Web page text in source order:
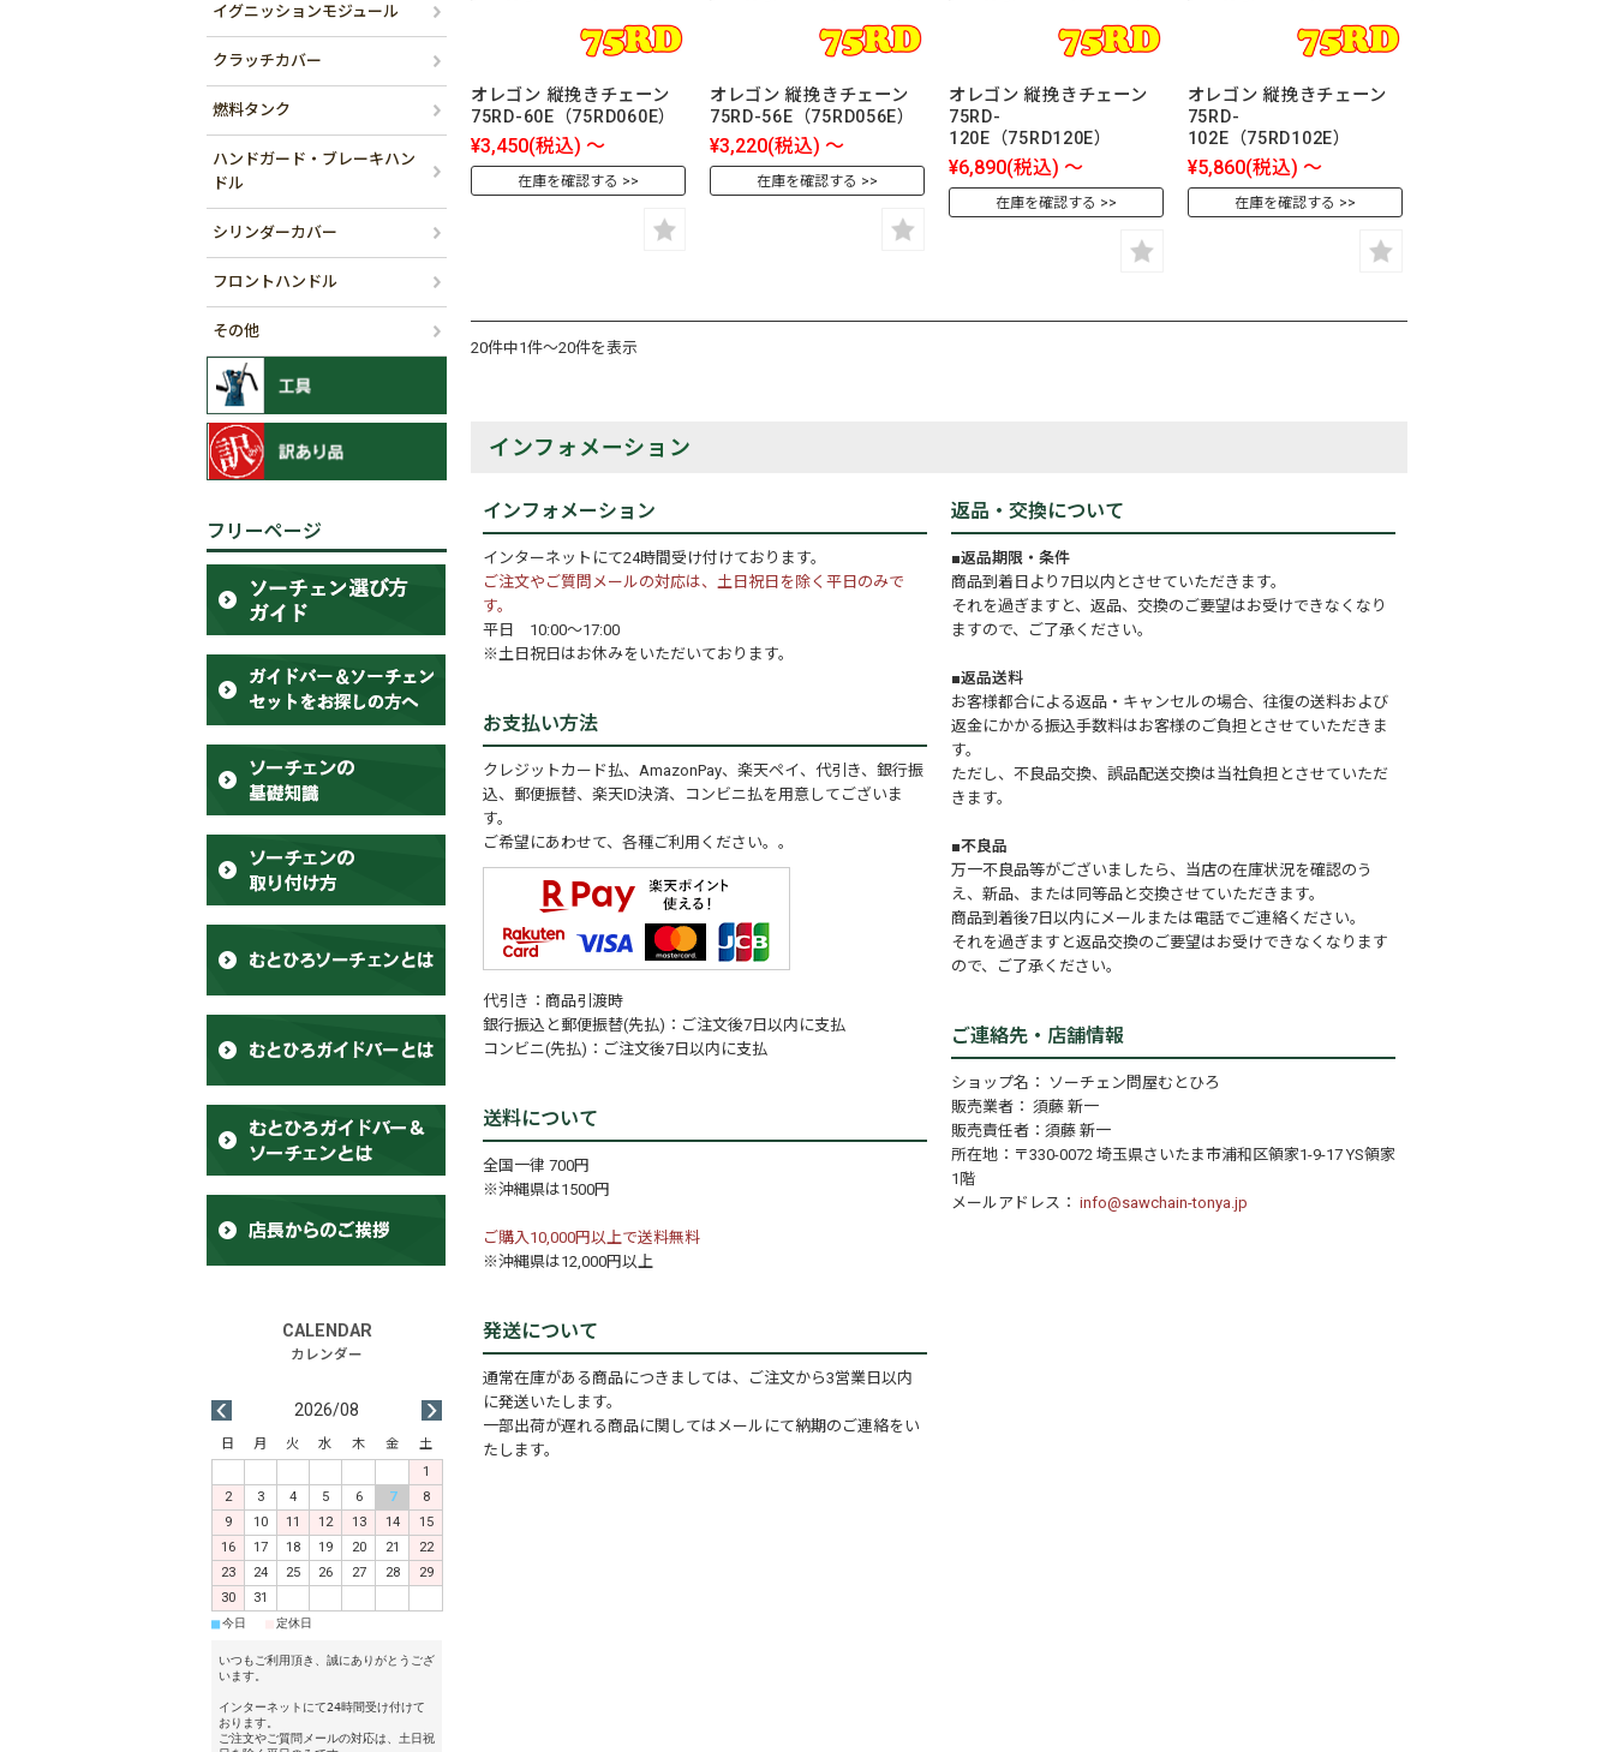
オレゴン 縦挽きチェーン
75RD-60E（75RD060E）
¥3,450(税込) ～
在庫を確認する
オレゴン 縦挽きチェーン
75RD-56E（75RD056E）
¥3,220(税込) ～
在庫を確認する
オレゴン 縦挽きチェーン
75RD-
120E（75RD120E）
¥6,890(税込) ～
在庫を確認する
オレゴン 縦挽きチェーン
75RD-
102E（75RD102E）
¥5,860(税込) ～
在庫を確認する
20件中1件～20件を表示
インフォメーション
インフォメーション
インターネットにて24時間受け付けております。
ご注文やご質問メールの対応は、土日祝日を除く平日のみで
す。
平日 10:00～17:00
※土日祝日はお休みをいただいております。
お支払い方法
クレジットカード払、AmazonPay、楽天ペイ、代引き、銀行振
込、郵便振替、楽天ID決済、コンビニ払を用意してございま
す。
ご希望にあわせて、各種ご利用ください。。
代引き：商品引渡時
銀行振込と郵便振替(先払)：ご注文後7日以内に支払
コンビニ(先払)：ご注文後7日以内に支払
送料について
全国一律 700円
※沖縄県は1500円
ご購入10,000円以上で送料無料
※沖縄県は12,000円以上
発送について
通常在庫がある商品につきましては、ご注文から3営業日以内
に発送いたします。
一部出荷が遅れる商品に関してはメールにて納期のご連絡をい
たします。
返品・交換について
■返品期限・条件
商品到着日より7日以内とさせていただきます。
それを過ぎますと、返品、交換のご要望はお受けできなくなり
ますので、ご了承ください。
■返品送料
お客様都合による返品・キャンセルの場合、往復の送料および
返金にかかる振込手数料はお客様のご負担とさせていただきま
す。
ただし、不良品交換、誤品配送交換は当社負担とさせていただ
きます。
■不良品
万一不良品等がございましたら、当店の在庫状況を確認のう
え、新品、または同等品と交換させていただきます。
商品到着後7日以内にメールまたは電話でご連絡ください。
それを過ぎますと返品交換のご要望はお受けできなくなります
ので、ご了承ください。
ご連絡先・店舗情報
ショップ名： ソーチェン問屋むとひろ
販売業者： 須藤 新一
販売責任者：須藤 新一
所在地：〒330-0072 埼玉県さいたま市浦和区領家1-9-17 YS領家
1階
メールアドレス： info@sawchain-tonya.jp
イグニッションモジュール
クラッチカバー
燃料タンク
ハンドガード・ブレーキハン
ドル
シリンダーカバー
フロントハンドル
その他
フリーページ
2026/08
日 月 火 水 木 金
土
1
2
3 4 5 6 7
8
9
10 11 12 13 14
15
16
17 18 19 20 21
22
23
24 25 26 27 28
29
30
31
■今日 定休日
いつもご利用頂き、誠にありがとうござ
います。
インターネットにて24時間受け付けて
おります。
ご注文やご質問メールの対応は、土日祝